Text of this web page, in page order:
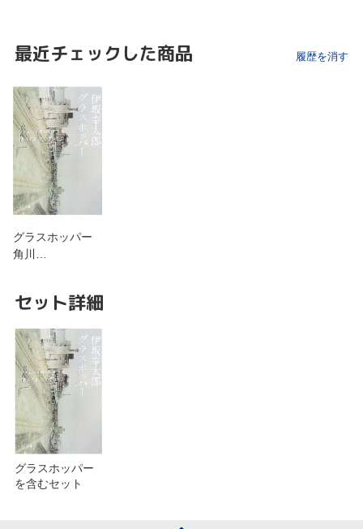
最近チェックした商品 履歴を消す
グラスホッパー
角川…
セット詳細
グラスホッパー
を含むセット